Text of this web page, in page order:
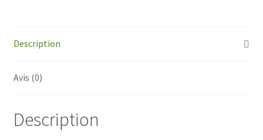
Description
Avis (0)
Description